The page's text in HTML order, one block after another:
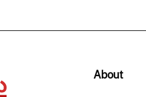
About